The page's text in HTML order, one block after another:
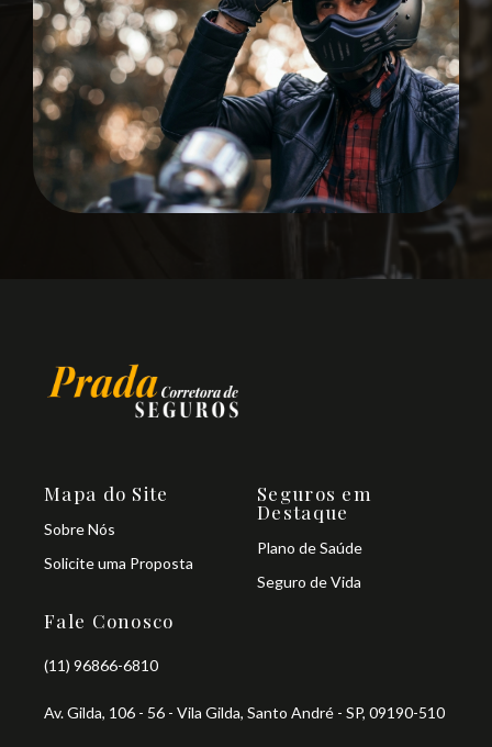
Mapa do Site
Sobre Nós
Solicite uma Proposta
Seguros em
Destaque
Plano de Saúde
Seguro de Vida
Fale Conosco
(11) 96866-6810
Av. Gilda, 106 - 56 - Vila Gilda, Santo André - SP, 09190-510